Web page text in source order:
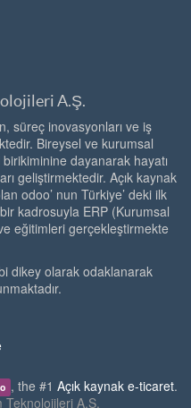
A.Ş.
süreç inovasyonları ve iş
Bireysel ve kurumsal
dayanarak hayatı
geliştirmektedir. Açık kaynak
odoo’ nun Türkiye’ deki ilk
kadrosuyla ERP (Kurumsal
eğitimleri gerçekleştirmekte
dikey olarak odaklanarak
, the #1 Açık kaynak e-ticaret.
Teknolojileri A.Ş.